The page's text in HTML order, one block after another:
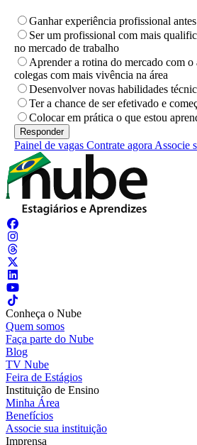
Ganhar experiência profissional
Ser um profissional com mais
no mercado de trabalho
Aprender a rotina do mercado com o
colegas com mais vivência na área
Desenvolver novas habilidades
Ter a chance de ser efetivado e
Colocar em prática o que estou
Painel de vagas Contrate agora Associe
Conheça o Nube
Quem somos
Faça parte do Nube
Blog
TV Nube
Feira de Estágios
Instituição de Ensino
Minha Área
Benefícios
Associe sua instituição
Imprensa